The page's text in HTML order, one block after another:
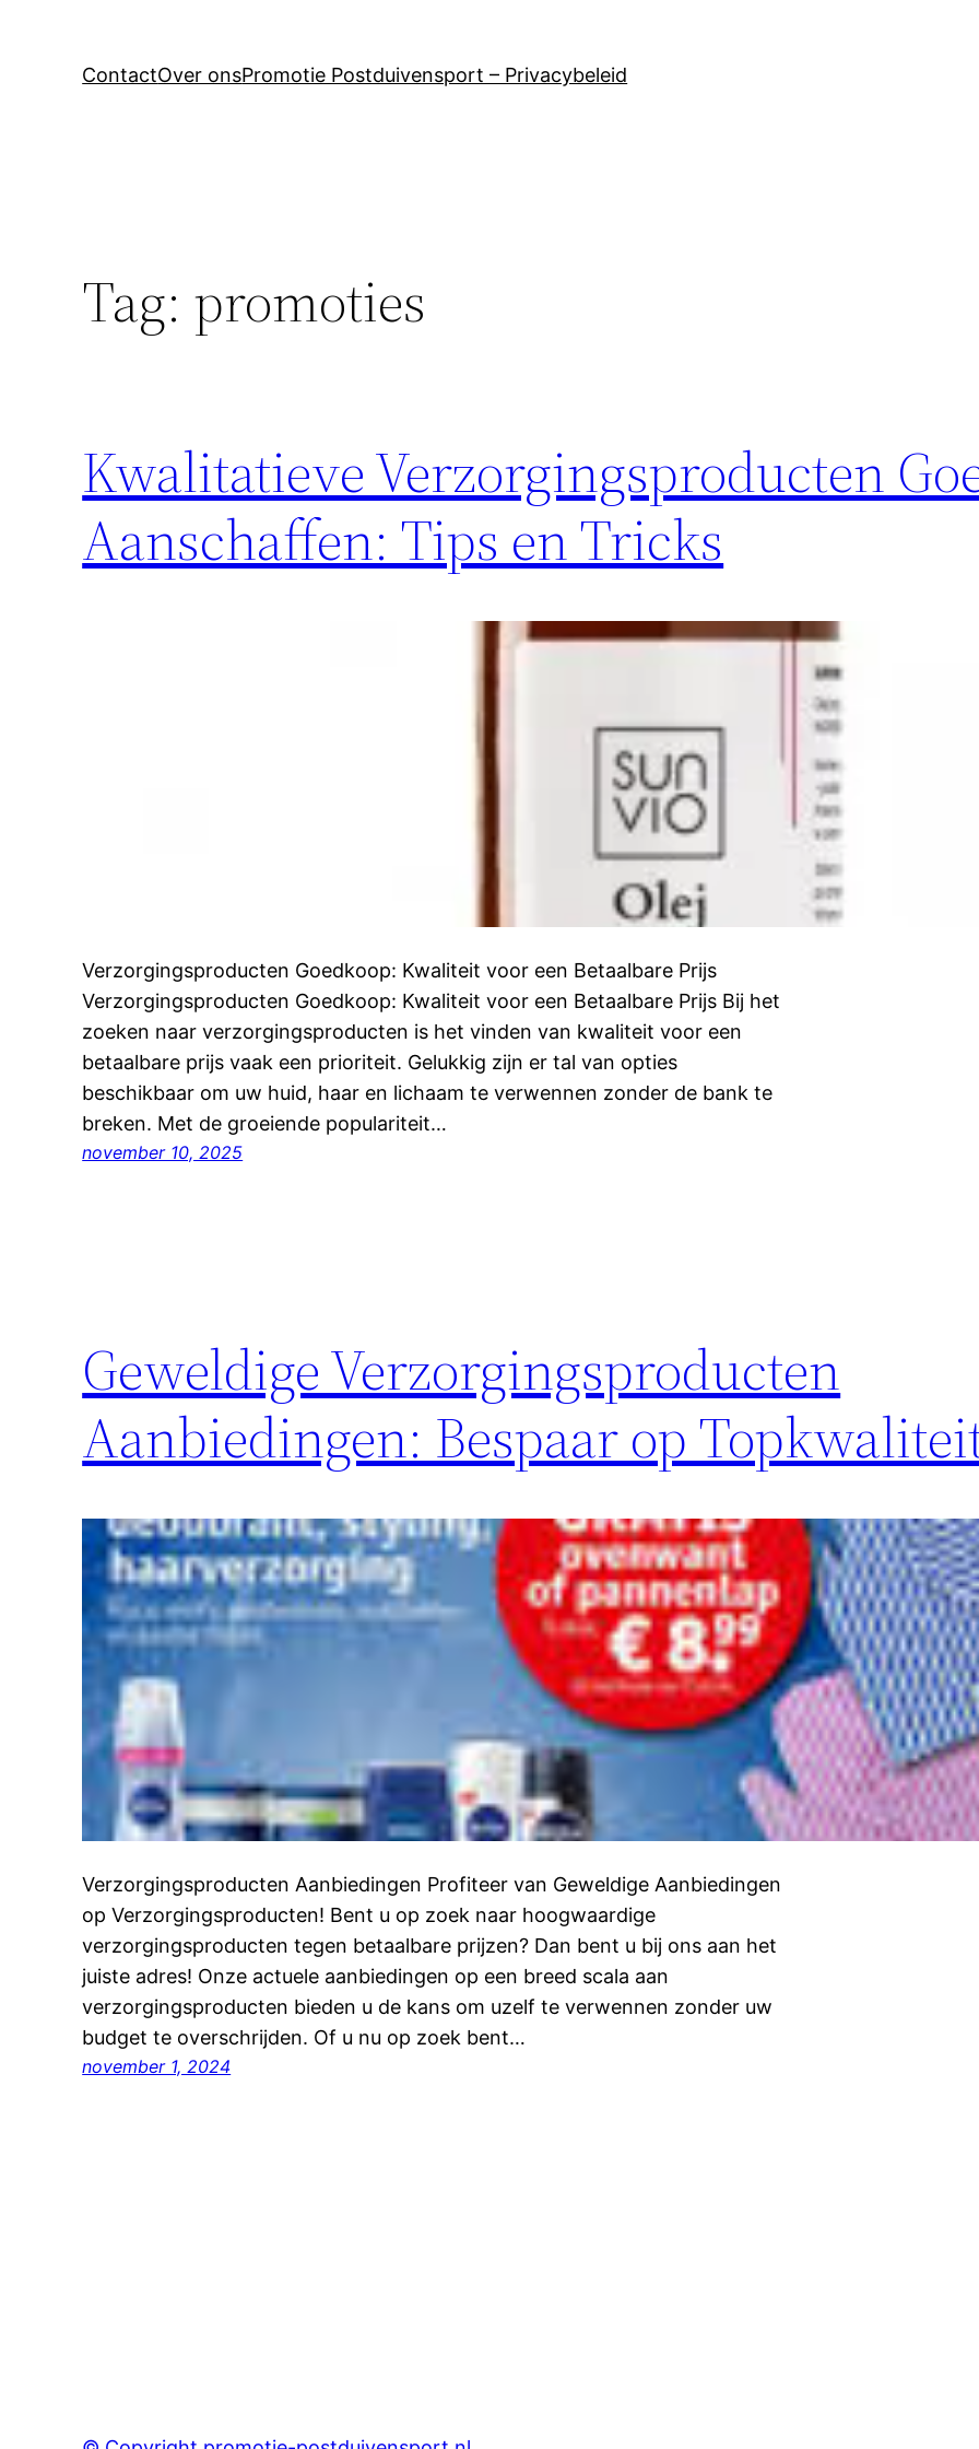
ContactOver onsPromotie Postduivensport – Privacybeleid
Tag: promoties
Kwalitatieve Verzorgingsproducten
Aanschaffen: Tips en Tricks
Verzorgingsproducten Goedkoop: Kwaliteit voor een Betaalbare Prijs
Verzorgingsproducten Goedkoop: Kwaliteit voor een Betaalbare Prijs Bij het
zoeken naar verzorgingsproducten is het vinden van kwaliteit voor een
betaalbare prijs vaak een prioriteit. Gelukkig zijn er tal van opties
beschikbaar om uw huid, haar en lichaam te verwennen zonder de bank te
breken. Met de groeiende populariteit…
november 10, 2025
Geweldige Verzorgingsproducten
Aanbiedingen: Bespaar op
Verzorgingsproducten Aanbiedingen Profiteer van Geweldige Aanbiedingen
op Verzorgingsproducten! Bent u op zoek naar hoogwaardige
verzorgingsproducten tegen betaalbare prijzen? Dan bent u bij ons aan het
juiste adres! Onze actuele aanbiedingen op een breed scala aan
verzorgingsproducten bieden u de kans om uzelf te verwennen zonder uw
budget te overschrijden. Of u nu op zoek bent…
november 1, 2024